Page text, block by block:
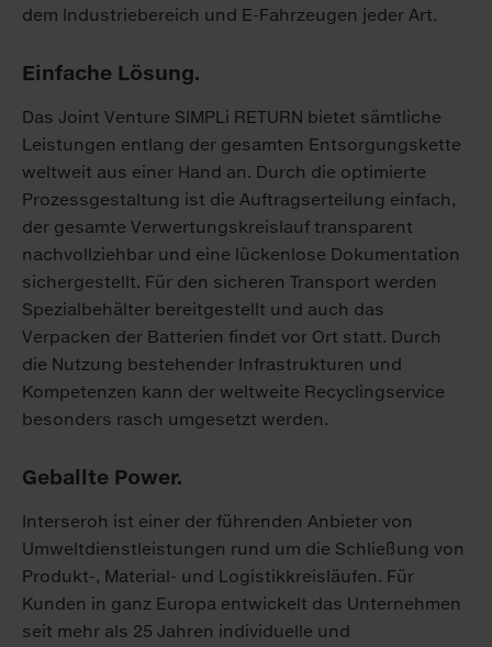
dem Industriebereich und E-Fahrzeugen jeder Art.
Einfache Lösung.
Das Joint Venture SIMPLi RETURN bietet sämtliche
Leistungen entlang der gesamten Entsorgungskette
weltweit aus einer Hand an. Durch die optimierte
Prozessgestaltung ist die Auftragserteilung einfach,
der gesamte Verwertungskreislauf transparent
nachvollziehbar und eine lückenlose Dokumentation
sichergestellt. Für den sicheren Transport werden
Spezialbehälter bereitgestellt und auch das
Verpacken der Batterien findet vor Ort statt. Durch
die Nutzung bestehender Infrastrukturen und
Kompetenzen kann der weltweite Recyclingservice
besonders rasch umgesetzt werden.
Geballte Power.
Interseroh ist einer der führenden Anbieter von
Umweltdienstleistungen rund um die Schließung von
Produkt-, Material- und Logistikkreisläufen. Für
Kunden in ganz Europa entwickelt das Unternehmen
seit mehr als 25 Jahren individuelle und